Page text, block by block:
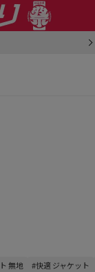
無地 #快適 ジャケット